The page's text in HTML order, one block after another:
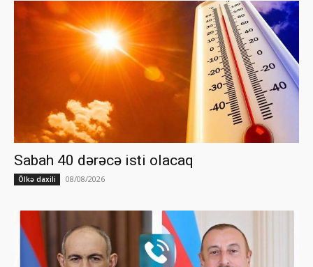
Sabah 40 dərəcə isti olacaq
Ölkə daxili 08/08/2026